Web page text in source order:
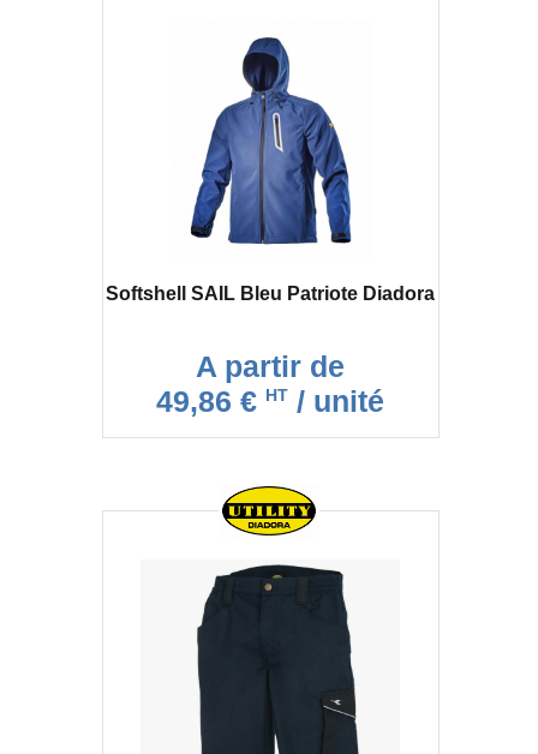
Softshell SAIL Bleu Patriote Diadora
A partir de
49,86 € HT / unité